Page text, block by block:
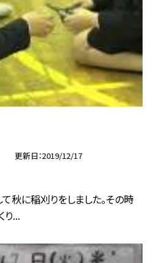
更新日 2019/12/17
秋に稲刈りをしました。その時
り...